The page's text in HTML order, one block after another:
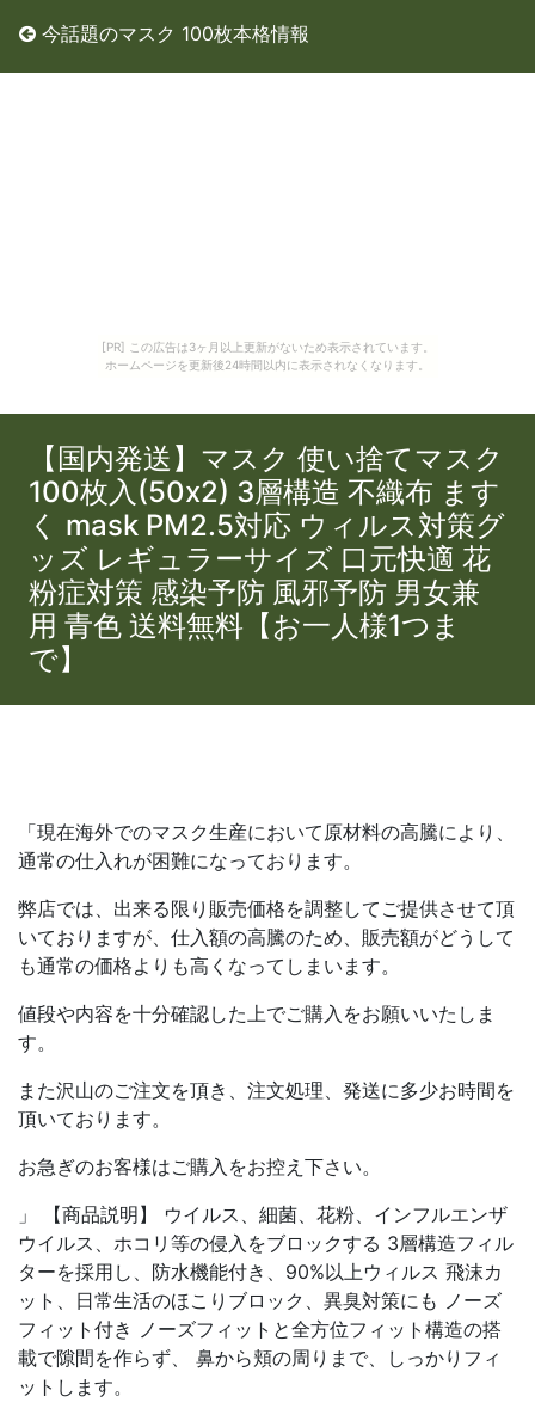
[PR] この広告は3ヶ月以上更新がないため表示されています。
ホームページを更新後24時間以内に表示されなくなります。
今話題のマスク 100枚本格情報
【国内発送】マスク 使い捨てマスク
100枚入(50x2) 3層構造 不織布 ます
く mask PM2.5対応 ウィルス対策グ
ッズ レギュラーサイズ 口元快適 花
粉症対策 感染予防 風邪予防 男女兼
用 青色 送料無料【お一人様1つま
で】
「現在海外でのマスク生産において原材料の高騰により、
通常の仕入れが困難になっております。
弊店では、出来る限り販売価格を調整してご提供させて頂
いておりますが、仕入額の高騰のため、販売額がどうして
も通常の価格よりも高くなってしまいます。
値段や内容を十分確認した上でご購入をお願いいたしま
す。
また沢山のご注文を頂き、注文処理、発送に多少お時間を
頂いております。
お急ぎのお客様はご購入をお控え下さい。
」 【商品説明】 ウイルス、細菌、花粉、インフルエンザ
ウイルス、ホコリ等の侵入をブロックする 3層構造フィル
ターを採用し、防水機能付き、90%以上ウィルス 飛沫カ
ット、日常生活のほこりブロック、異臭対策にも ノーズ
フィット付き ノーズフィットと全方位フィット構造の搭
載で隙間を作らず、 鼻から頬の周りまで、しっかりフィ
ットします。